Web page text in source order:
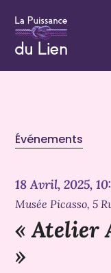
Événements
18 Avril, 2025,
Musée Picasso, 5
« Atelier
»